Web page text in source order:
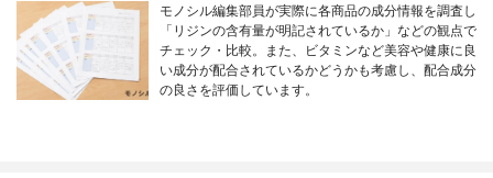
モノシル編集部員が実際に各商品の成分情報を調査し
「リジンの含有量が明記されているか」などの観点で
チェック・比較。また、ビタミンなど美容や健康に良
い成分が配合されているかどうかも考慮し、配合成分
の良さを評価しています。